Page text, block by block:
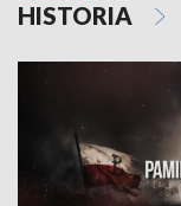
HISTORIA